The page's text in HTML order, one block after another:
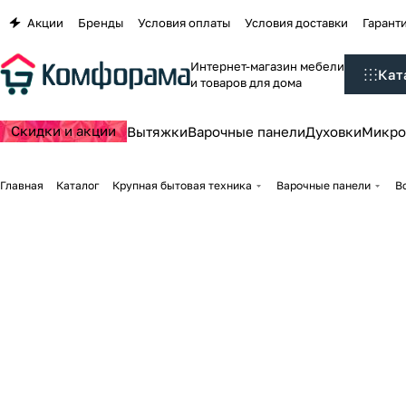
Акции Бренды Условия оплаты Условия доставки
Интернет-магазин мебели
и товаров для дома
Скидки и акции ВытяжкиВарочные панелиДуховки
Главная Каталог Крупная бытовая техника Варочные панели